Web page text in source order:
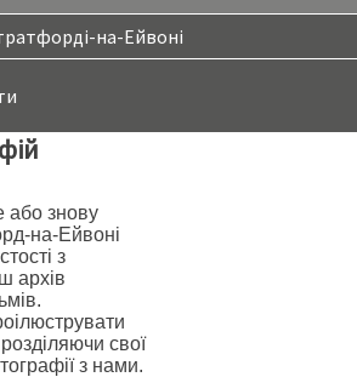
на-Ейвоні
або знову
на-Ейвоні
з
архів
розділяючи свої
з нами.